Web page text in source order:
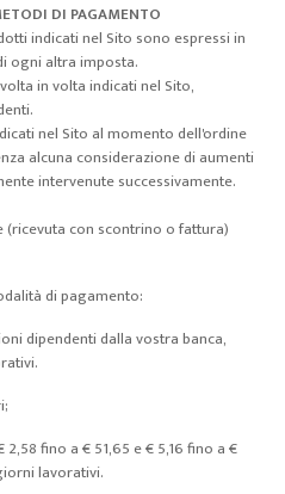
DI PAGAMENTO
indicati nel Sito sono espressi in
ogni altra imposta.
in volta indicati nel Sito,
nel Sito al momento dell'ordine
alcuna considerazione di aumenti
intervenute successivamente.
(ricevuta con scontrino o fattura)
di pagamento:
dipendenti dalla vostra banca,
2,58 fino a € 51,65 e € 5,16 fino a €
lavorativi.